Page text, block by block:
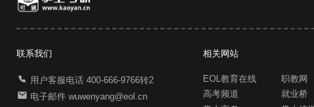
联系我们
用户客服电话 400-666-9766转2
电子邮件 wuwenyang@eol.cn
相关网站
EOL教育在线
高考频道
职教网
就业桥